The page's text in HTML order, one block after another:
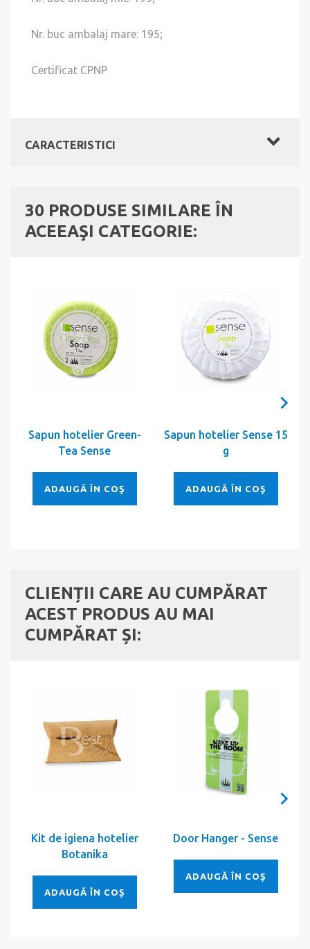
Nr. buc ambalaj mare: 195;
Certificat CPNP
CARACTERISTICI
30 PRODUSE SIMILARE ÎN
ACEEAŞI CATEGORIE:
Sapun hotelier Green-
Tea Sense
ADAUGĂ ÎN COŞ
Sapun hotelier Sense 15
g
ADAUGĂ ÎN COŞ
CLIENȚII CARE AU CUMPĂRAT
ACEST PRODUS AU MAI
CUMPĂRAT ȘI:
Kit de igiena hotelier
Botanika
ADAUGĂ ÎN COȘ
Door Hanger - Sense
ADAUGĂ ÎN COȘ